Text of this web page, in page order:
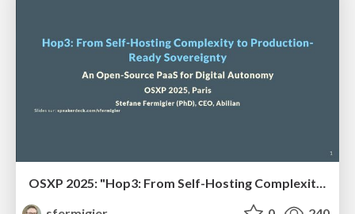
OSXP 2025: "Hop3: From Self-Hosting Complexity to Production-Ready Sovereignty"